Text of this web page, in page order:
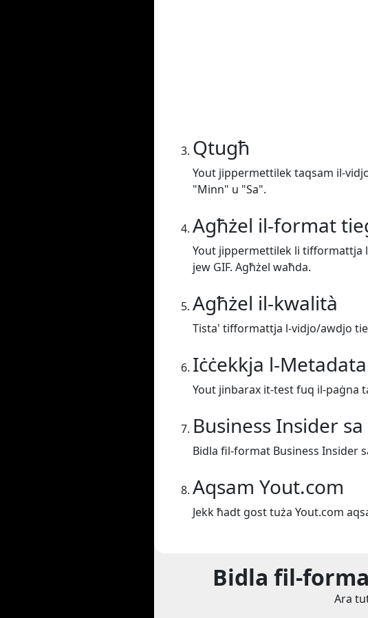
Qtugħ
Yout jippermettilek taqsam il-
"Minn" u "Sa".
Agħżel il-format
Yout jippermettilek li tifformattja
jew GIF. Agħżel waħda.
Agħżel il-kwalità
Tista' tifformattja l-vidjo/awdjo
Iċċekkja l-Metadata
Yout jinbarax it-test fuq il-paġna
Business Insider
Bidla fil-format Business Insider
Aqsam Yout.com
Jekk ħadt gost tuża Yout.com
Bidla fil-
Ara